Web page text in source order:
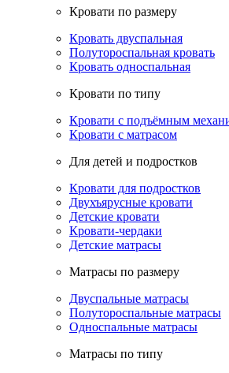
Кровати по размеру
Кровать двуспальная
Полутороспальная кровать
Кровать односпальная
Кровати по типу
Кровати с подъёмным
Кровати с матрасом
Для детей и подростков
Кровати для подростков
Двухъярусные кровати
Детские кровати
Кровати-чердаки
Детские матрасы
Матрасы по размеру
Двуспальные матрасы
Полутороспальные матрасы
Односпальные матрасы
Матрасы по типу